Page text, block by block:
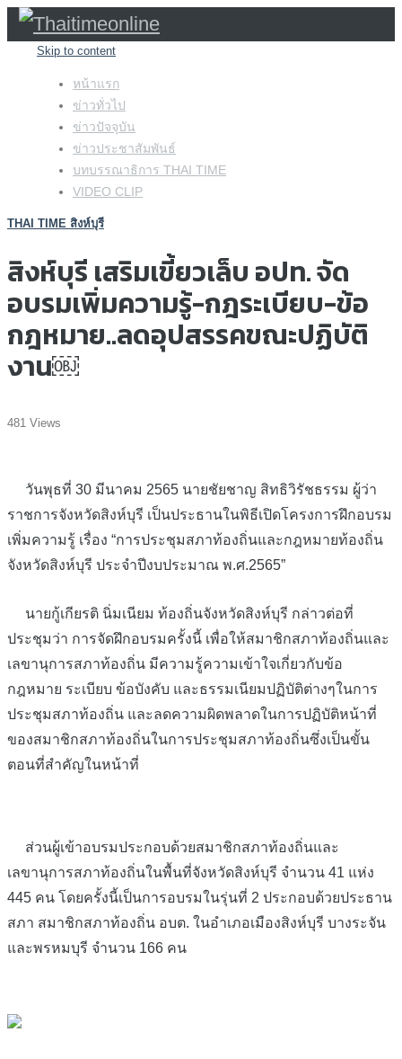
Skip to content
หน้าแรก
ข่าวทั่วไป
ข่าวปัจจุบัน
ข่าวประชาสัมพันธ์
บทบรรณาธิการ THAI TIME
VIDEO CLIP
THAI TIME สิงห์บุรี
สิงห์บุรี เสริมเขี้ยวเล็บ อปท. จัด
อบรมเพิ่มความรู้-กฎระเบียบ-ข้อ
กฎหมาย..ลดอุปสรรคขณะปฏิบัติ
งาน￼
481 Views
วันพุธที่ 30 มีนาคม 2565 นายชัยชาญ สิทธิวิรัชธรรม ผู้ว่า
ราชการจังหวัดสิงห์บุรี เป็นประธานในพิธีเปิดโครงการฝึกอบรม
เพิ่มความรู้ เรื่อง “การประชุมสภาท้องถิ่นและกฎหมายท้องถิ่น
จังหวัดสิงห์บุรี ประจำปีงบประมาณ พ.ศ.2565”
นายกู้เกียรติ นิ่มเนียม ท้องถิ่นจังหวัดสิงห์บุรี กล่าวต่อที่
ประชุมว่า การจัดฝึกอบรมครั้งนี้ เพื่อให้สมาชิกสภาท้องถิ่นและ
เลขานุการสภาท้องถิ่น มีความรู้ความเข้าใจเกี่ยวกับข้อ
กฎหมาย ระเบียบ ข้อบังคับ และธรรมเนียมปฏิบัติต่างๆในการ
ประชุมสภาท้องถิ่น และลดความผิดพลาดในการปฏิบัติหน้าที่
ของสมาชิกสภาท้องถิ่นในการประชุมสภาท้องถิ่นซึ่งเป็นขั้น
ตอนที่สำคัญในหน้าที่
ส่วนผู้เข้าอบรมประกอบด้วยสมาชิกสภาท้องถิ่นและ
เลขานุการสภาท้องถิ่นในพื้นที่จังหวัดสิงห์บุรี จำนวน 41 แห่ง
445 คน โดยครั้งนี้เป็นการอบรมในรุ่นที่ 2 ประกอบด้วยประธาน
สภา สมาชิกสภาท้องถิ่น อบต. ในอำเภอเมืองสิงห์บุรี บางระจัน
และพรหมบุรี จำนวน 166 คน